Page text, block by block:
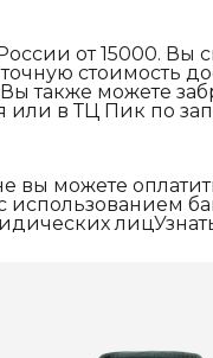
от 15000. Вы
стоимость
также можете
или в ТЦ Пик по
вы можете
использованием